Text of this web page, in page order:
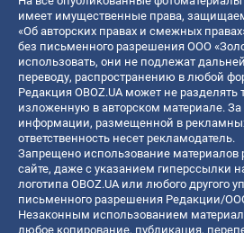
имеет имущественные права,
«Об авторских правах и смежных
без письменного разрешения ООО
использовать, они не подлежат
переводу, распространению в любой
Редакция OBOZ.UA может не разделять
изложенную в авторском материале. За
информации, размещенной в
ответственность несет рекламодатель.
Запрещено использование
сайте, даже с указанием гиперссылки
логотипа OBOZ.UA или любого другого
письменного разрешения Редакции/
Незаконным использованием
любое копирование, публикация,